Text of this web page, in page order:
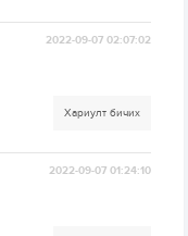
2022-09-07 02:07:02
Хариулт бичих
2022-09-07 01:24:10